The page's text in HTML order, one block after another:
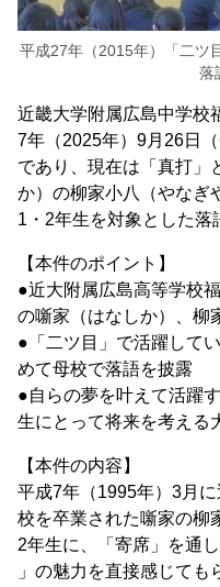
平成27年（2015年）「二ツ
落
近畿大学附属広島中学校
7年（2025年）9月26日
であり、現在は「真打」
か）の柳家小八（やなぎ
1・2年生を対象とした落
【本件のポイント】
●近大附属広島高等学校
の噺家（はなしか）、柳
●「二ツ目」で活躍して
めて母校で落語を披露
●自らの夢を叶えて活躍
生にとって将来を考える
【本件の内容】
平成7年（1995年）3月
校を卒業された噺家の柳
2年生に、「寄席」を通
」の魅力を直接感じて